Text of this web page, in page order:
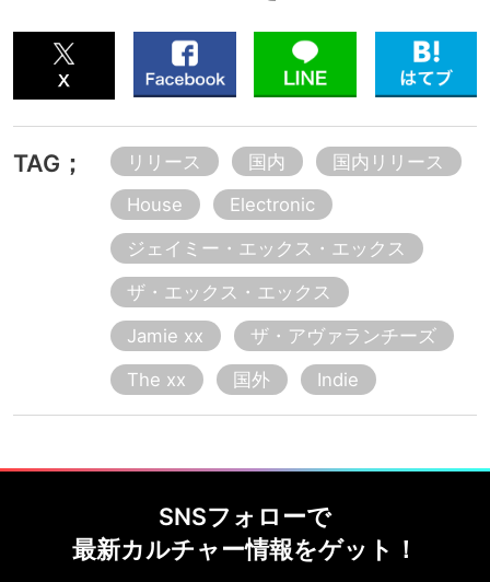
TAG； リリース 国内
国内リリース
House
Electronic
ジェイミー・エックス・エックス
ザ・エックス・エックス
Jamie xx
ザ・アヴァランチーズ
The xx
国外 Indie
SNSフォローで
最新カルチャー情報をゲット！